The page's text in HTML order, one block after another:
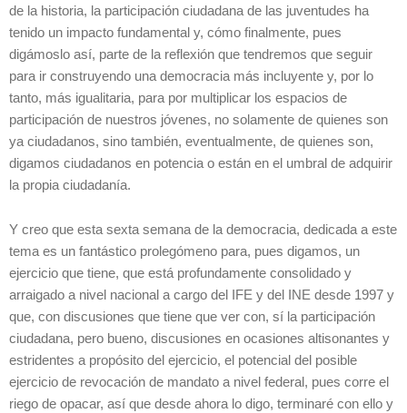
de la historia, la participación ciudadana de las juventudes ha
tenido un impacto fundamental y, cómo finalmente, pues
digámoslo así, parte de la reflexión que tendremos que seguir
para ir construyendo una democracia más incluyente y, por lo
tanto, más igualitaria, para por multiplicar los espacios de
participación de nuestros jóvenes, no solamente de quienes son
ya ciudadanos, sino también, eventualmente, de quienes son,
digamos ciudadanos en potencia o están en el umbral de adquirir
la propia ciudadanía.
Y creo que esta sexta semana de la democracia, dedicada a este
tema es un fantástico prolegómeno para, pues digamos, un
ejercicio que tiene, que está profundamente consolidado y
arraigado a nivel nacional a cargo del IFE y del INE desde 1997 y
que, con discusiones que tiene que ver con, sí la participación
ciudadana, pero bueno, discusiones en ocasiones altisonantes y
estridentes a propósito del ejercicio, el potencial del posible
ejercicio de revocación de mandato a nivel federal, pues corre el
riego de opacar, así que desde ahora lo digo, terminaré con ello y